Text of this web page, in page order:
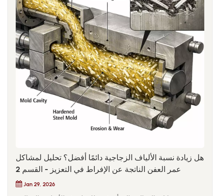
هل زيادة نسبة الألياف الزجاجية دائمًا أفضل؟ تحليل لمشاكل
عمر العفن الناتجة عن الإفراط في التعزيز - القسم 2
Jan 29, 2026